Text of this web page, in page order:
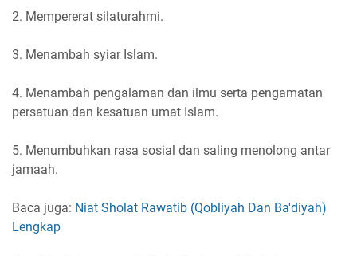
2. Mempererat silaturahmi.
3. Menambah syiar Islam.
4. Menambah pengalaman dan ilmu serta pengamatan
persatuan dan kesatuan umat Islam.
5. Menumbuhkan rasa sosial dan saling menolong antar
jamaah.
Baca juga: Niat Sholat Rawatib (Qobliyah Dan Ba'diyah)
Lengkap